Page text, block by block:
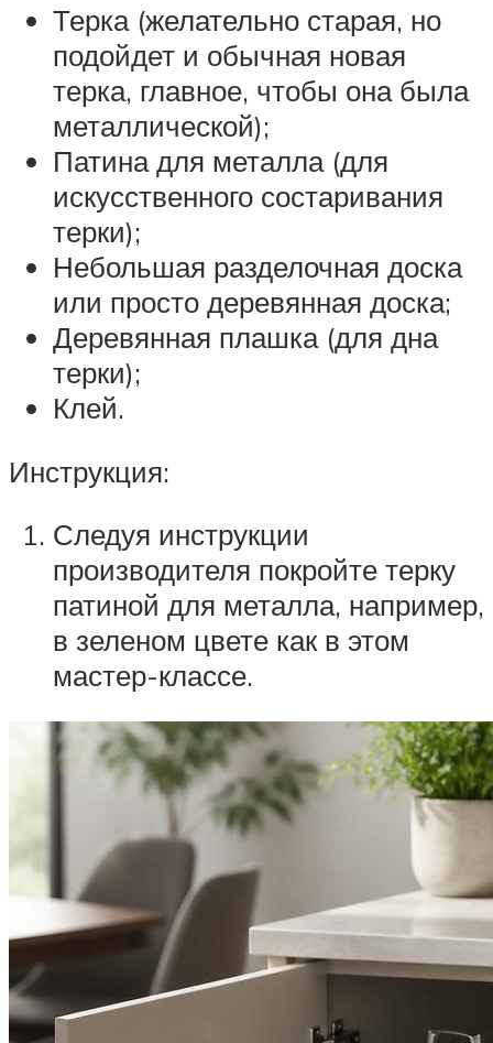
Терка (желательно старая, но
подойдет и обычная новая
терка, главное, чтобы она была
металлической);
Патина для металла (для
искусственного состаривания
терки);
Небольшая разделочная доска
или просто деревянная доска;
Деревянная плашка (для дна
терки);
Клей.
Инструкция:
Следуя инструкции
производителя покройте терку
патиной для металла, например,
в зеленом цвете как в этом
мастер-классе.